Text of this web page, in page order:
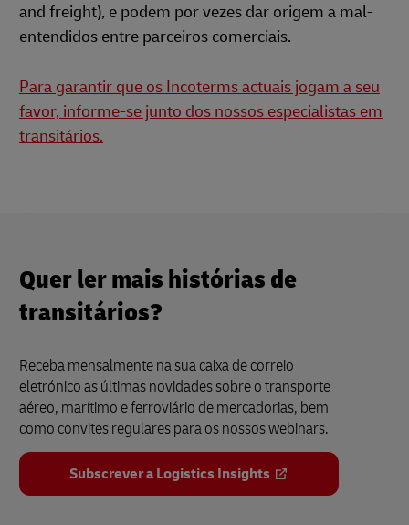
and freight), e podem por vezes dar origem a mal-
entendidos entre parceiros comerciais.
Para garantir que os Incoterms actuais jogam a seu
favor, informe-se junto dos nossos especialistas em
transitários.
Quer ler mais histórias de
transitários?
Receba mensalmente na sua caixa de correio
eletrónico as últimas novidades sobre o transporte
aéreo, marítimo e ferroviário de mercadorias, bem
como convites regulares para os nossos webinars.
Subscrever a Logistics Insights